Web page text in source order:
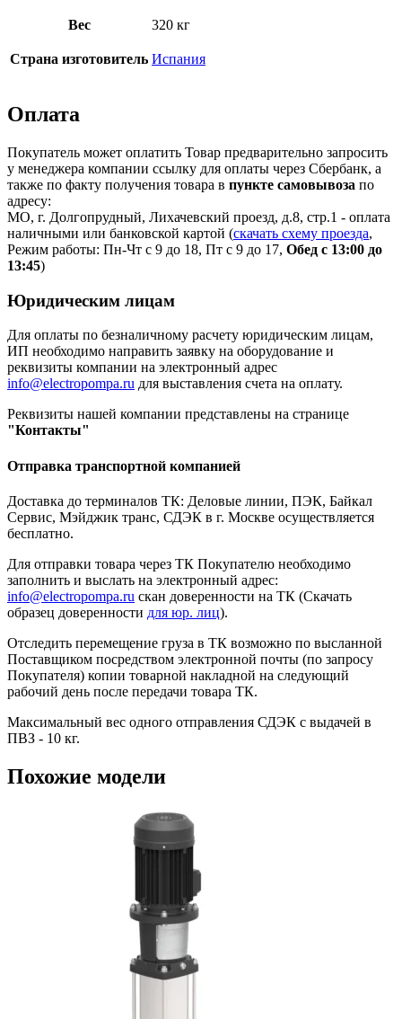
Вес 320 кг
Страна изготовитель Испания
Оплата
Покупатель может оплатить Товар предварительно запросить
у менеджера компании ссылку для оплаты через Сбербанк, а
также по факту получения товара в пункте самовывоза по
адресу:
МО, г. Долгопрудный, Лихачевский проезд, д.8, стр.1 - оплата
наличными или банковской картой (скачать схему проезда,
Режим работы: Пн-Чт с 9 до 18, Пт с 9 до 17, Обед с 13:00 до
13:45)
Юридическим лицам
Для оплаты по безналичному расчету юридическим лицам,
ИП необходимо направить заявку на оборудование и
реквизиты компании на электронный адрес
info@electropompa.ru для выставления счета на оплату.
Реквизиты нашей компании представлены на странице
"Контакты"
Отправка транспортной компанией
Доставка до терминалов ТК: Деловые линии, ПЭК, Байкал
Сервис, Мэйджик транс, СДЭК в г. Москве осуществляется
бесплатно.
Для отправки товара через ТК Покупателю необходимо
заполнить и выслать на электронный адрес:
info@electropompa.ru скан доверенности на ТК (Скачать
образец доверенности для юр. лиц).
Отследить перемещение груза в ТК возможно по высланной
Поставщиком посредством электронной почты (по запросу
Покупателя) копии товарной накладной на следующий
рабочий день после передачи товара ТК.
Максимальный вес одного отправления СДЭК с выдачей в
ПВЗ - 10 кг.
Похожие модели